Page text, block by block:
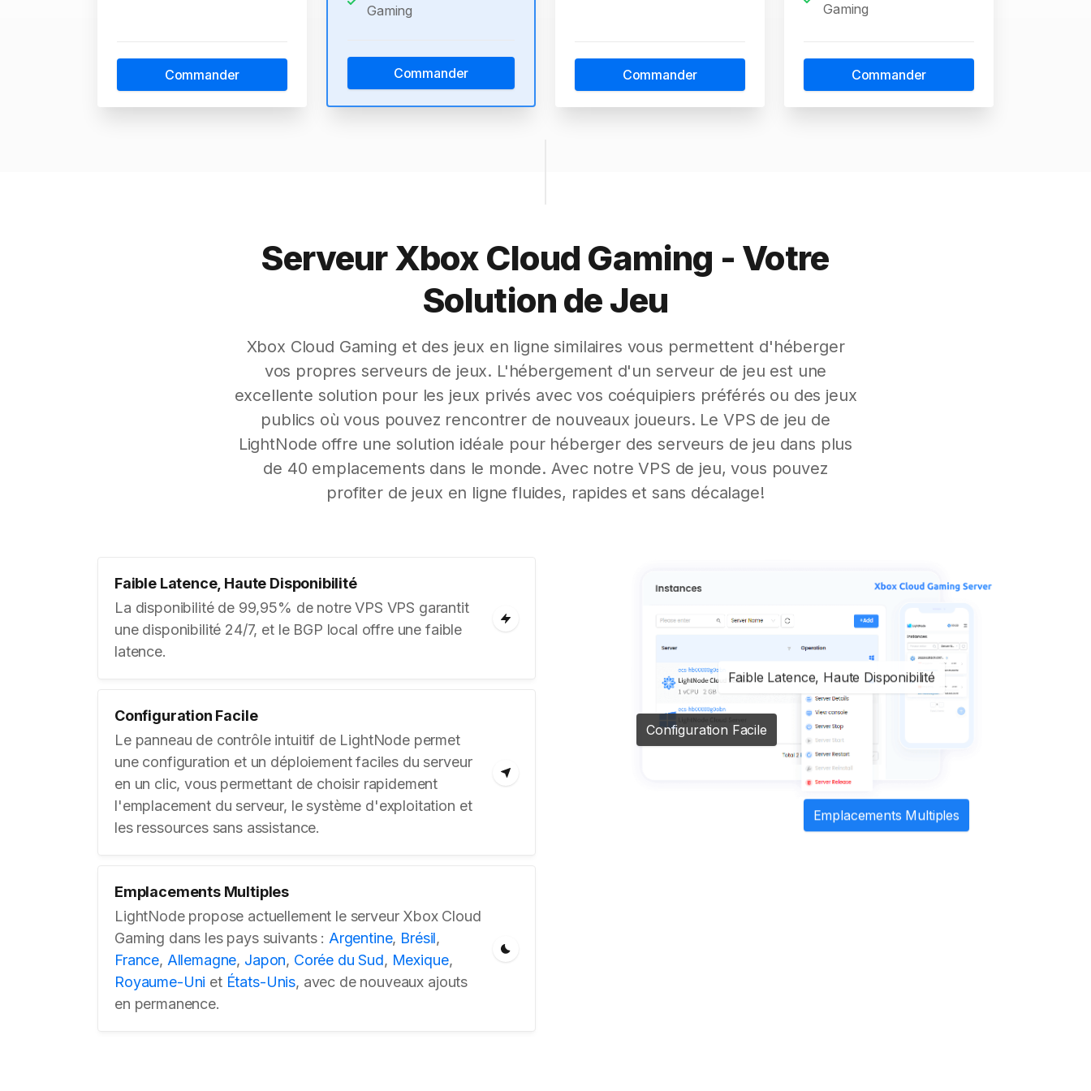
Commander
Gaming
Commander Commander
Gaming
Commander
Serveur Xbox Cloud Gaming - Votre
Solution de Jeu
Xbox Cloud Gaming et des jeux en ligne similaires vous permettent d'héberger
vos propres serveurs de jeux. L'hébergement d'un serveur de jeu est une
excellente solution pour les jeux privés avec vos coéquipiers préférés ou des jeux
publics où vous pouvez rencontrer de nouveaux joueurs. Le VPS de jeu de
LightNode offre une solution idéale pour héberger des serveurs de jeu dans plus
de 40 emplacements dans le monde. Avec notre VPS de jeu, vous pouvez
profiter de jeux en ligne fluides, rapides et sans décalage!
Faible Latence, Haute Disponibilité
La disponibilité de 99,95% de notre VPS VPS garantit
une disponibilité 24/7, et le BGP local offre une faible
latence.
Configuration Facile
Le panneau de contrôle intuitif de LightNode permet
une configuration et un déploiement faciles du serveur
en un clic, vous permettant de choisir rapidement
l'emplacement du serveur, le système d'exploitation et
les ressources sans assistance.
Emplacements Multiples
LightNode propose actuellement le serveur Xbox Cloud
Gaming dans les pays suivants : Argentine, Brésil,
France, Allemagne, Japon, Corée du Sud, Mexique,
Royaume-Uni et États-Unis, avec de nouveaux ajouts
en permanence.
Faible Latence, Haute Disponibilité
Configuration Facile
Emplacements Multiples